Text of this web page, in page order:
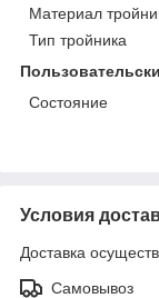
Материал
Тип тройника
Состояние
Условия
Доставка
Самовывоз